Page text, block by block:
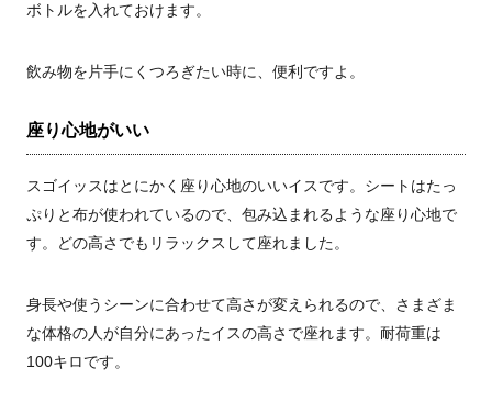
ボトルを入れておけます。
飲み物を片手にくつろぎたい時に、便利ですよ。
座り心地がいい
スゴイッスはとにかく座り心地のいいイスです。シートはたっ
ぷりと布が使われているので、包み込まれるような座り心地で
す。どの高さでもリラックスして座れました。
身長や使うシーンに合わせて高さが変えられるので、さまざま
な体格の人が自分にあったイスの高さで座れます。耐荷重は
100キロです。